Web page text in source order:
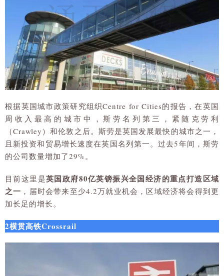
根据英国城市政策研究组织Centre for Cities的报告，在英国
周收入最高的城市中，斯劳名列第三，紧随克劳利
（Crawley）和伦敦之后。斯劳是英国发展最快的城市之一，
且新投资和贸易增长速度在英国名列第一。过去5年间，斯劳
的公司数量增加了29%。
目前这里是英国政府80亿英镑振兴全国经济的重点打造区域
之一 ，届时会带来至少4.2万就业机会，区域经济将会得到更
加长足的增长。
2横贯高铁Crossrail